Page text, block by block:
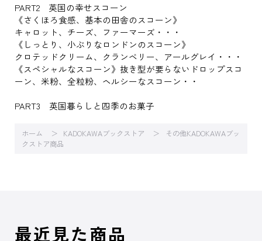
PART2 英国の幸せスコーン
《さくほろ食感、基本の田舎のスコーン》
キャロット、チーズ、ファーマーズ・・・
《しっとり、小ぶりなロンドンのスコーン》
クロテッドクリーム、クランベリー、アールグレイ・・・
《スペシャルなスコーン》抜き型が要らないドロップスコ
ーン、米粉、全粒粉、ヘルシーなスコーン・・
PART3 英国暮らしと四季のお菓子
ホーム KADOKAWAブックストア
その他KADOKAWAブッ
クストア商品
最近見た商品